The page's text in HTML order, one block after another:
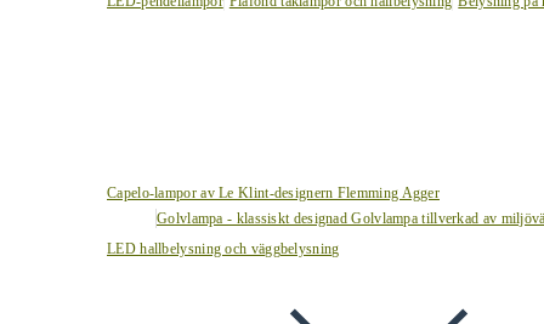
Capelo-lampor av Le Klint-designern Flemming Agger
Golvlampa - klassiskt designad Golvlampa tillverkad av
LED hallbelysning och väggbelysning